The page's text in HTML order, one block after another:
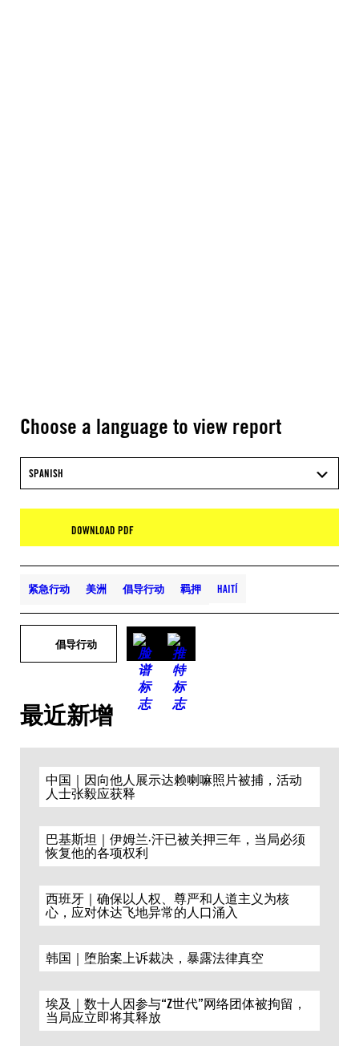
Choose a language to view report
SPANISH
DOWNLOAD PDF
紧急行动 美洲 倡导行动 羁押 HAITÍ
倡导行动
最近新增
中国｜因向他人展示达赖喇嘛照片被捕，活动
人士张毅应获释
巴基斯坦｜伊姆兰·汗已被关押三年，当局必须
恢复他的各项权利
西班牙｜确保以人权、尊严和人道主义为核
心，应对休达飞地异常的人口涌入
韩国｜堕胎案上诉裁决，暴露法律真空
埃及｜数十人因参与“Z世代”网络团体被拘留，
当局应立即将其释放